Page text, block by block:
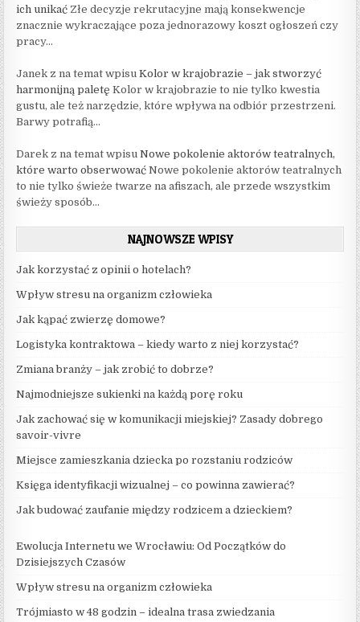
ich unikać Złe decyzje rekrutacyjne mają konsekwencje
znacznie wykraczające poza jednorazowy koszt ogłoszeń czy
pracy...
Janek z na temat wpisuKolor w krajobrazie – jak stworzyć
harmonijną paletę Kolor w krajobrazie to nie tylko kwestia
gustu, ale też narzędzie, które wpływa na odbiór przestrzeni.
Barwy potrafią...
Darek z na temat wpisuNowe pokolenie aktorów teatralnych,
które warto obserwować Nowe pokolenie aktorów teatralnych
to nie tylko świeże twarze na afiszach, ale przede wszystkim
świeży sposób...
NAJNOWSZE WPISY
Jak korzystać z opinii o hotelach?
Wpływ stresu na organizm człowieka
Jak kąpać zwierzę domowe?
Logistyka kontraktowa – kiedy warto z niej korzystać?
Zmiana branży – jak zrobić to dobrze?
Najmodniejsze sukienki na każdą porę roku
Jak zachować się w komunikacji miejskiej? Zasady dobrego
savoir-vivre
Miejsce zamieszkania dziecka po rozstaniu rodziców
Księga identyfikacji wizualnej – co powinna zawierać?
Jak budować zaufanie między rodzicem a dzieckiem?
Ewolucja Internetu we Wrocławiu: Od Początków do
Dzisiejszych Czasów
Wpływ stresu na organizm człowieka
Trójmiasto w 48 godzin – idealna trasa zwiedzania